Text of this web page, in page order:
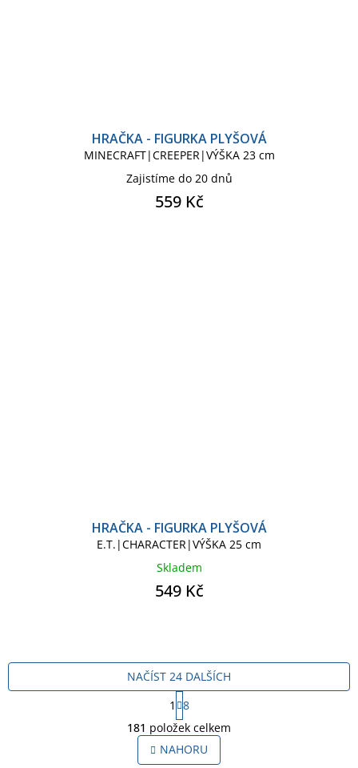
HRAČKA - FIGURKA PLYŠOVÁ
MINECRAFT|CREEPER|VÝŠKA 23 cm
Zajistíme do 20 dnů
559 Kč
HRAČKA - FIGURKA PLYŠOVÁ
E.T.|CHARACTER|VÝŠKA 25 cm
Skladem
549 Kč
O
v
l
NAČÍST 24 DALŠÍCH
S
t
r
á
n
1
8
181 položek celkem
NAHORU